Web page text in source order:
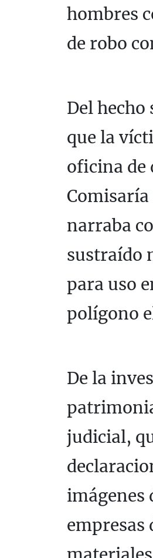
hombres
de robo
Del
que la
oficina de
narraba
sustraído
para uso
polígono
De la
judicial,
imágenes
empresas